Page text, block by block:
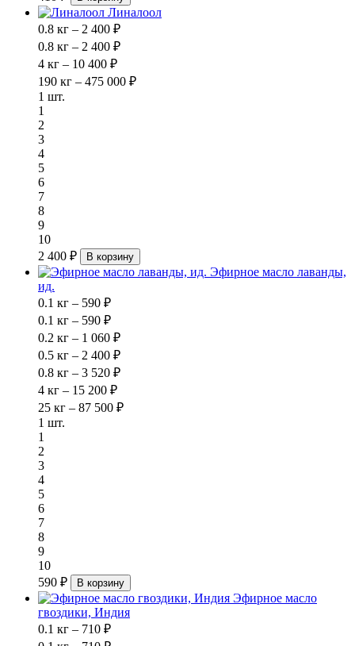
Линалоол
0.8 кг – 2 400 ₽
0.8 кг – 2 400 ₽
4 кг – 10 400 ₽
190 кг – 475 000 ₽
1 шт.
1
2
3
4
5
6
7
8
9
10
2 400 ₽
В корзину
Эфирное масло лаванды,
ид.
0.1 кг – 590 ₽
0.1 кг – 590 ₽
0.2 кг – 1 060 ₽
0.5 кг – 2 400 ₽
0.8 кг – 3 520 ₽
4 кг – 15 200 ₽
25 кг – 87 500 ₽
1 шт.
1
2
3
4
5
6
7
8
9
10
590 ₽
В корзину
Эфирное масло
гвоздики, Индия
0.1 кг – 710 ₽